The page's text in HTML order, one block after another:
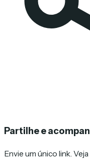
Partilhe e
Envie um único link.